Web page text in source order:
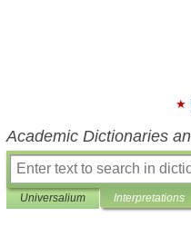
Academic Dictionaries
Universalium Interpretations